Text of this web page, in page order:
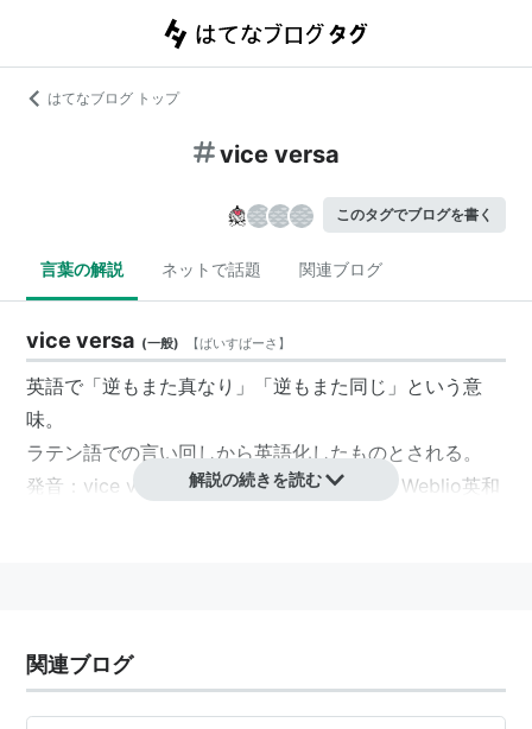
はてなブログ トップ
vice versa
このタグでブログを書く
言葉の解説 ネットで話題 関連ブログ
vice versa (一般) 【ばいすばーさ 】
英語で「逆もまた真なり」「逆もまた同じ」という意
味。
ラテン語での言い回しから英語化したものとされる。
発音： vice versaの意味・使い方・読み方 | Weblio英和
解説の続きを読む
関連ブログ